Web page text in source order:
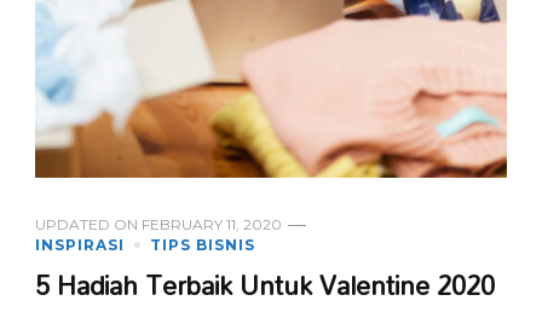
UPDATED ON FEBRUARY 11, 2020
INSPIRASI
TIPS BISNIS
5 Hadiah Terbaik Untuk Valentine 2020